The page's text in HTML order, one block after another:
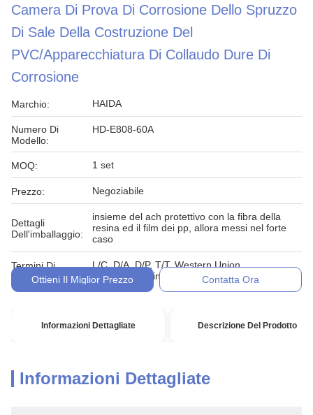
Camera Di Prova Di Corrosione Dello Spruzzo
Di Sale Della Costruzione Del
PVC/apparecchiatura Di Collaudo Dure Di
Corrosione
Marchio: HAIDA
Numero Di
Modello:
HD-E808-60A
MOQ: 1 set
Prezzo: Negoziabile
Dettagli
Dell'imballaggio:
insieme del ach protettivo con la fibra della
resina ed il film dei pp, allora messi nel forte
caso
Termini Di
Pagamento:
L/C, D/A, D/P, T/T, Western Union,
MoneyGram, in denaro, impegno
Ottieni Il Miglior Prezzo Contatta Ora
Informazioni Dettagliate Descrizione Del Prodotto
Informazioni Dettagliate